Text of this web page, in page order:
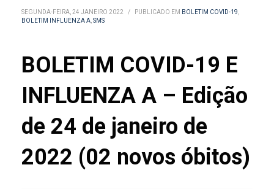
SEGUNDA-FEIRA, 24 JANEIRO 2022 / PUBLICADO EM BOLETIM COVID-19,
BOLETIM INFLUENZA A,SMS
BOLETIM COVID-19 E
INFLUENZA A – Edição
de 24 de janeiro de
2022 (02 novos óbitos)